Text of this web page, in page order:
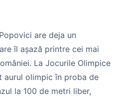
are deja un
îl așază printre cei mai
La Jocurile Olimpice
aurul olimpic în proba de
la 100 de metri liber,